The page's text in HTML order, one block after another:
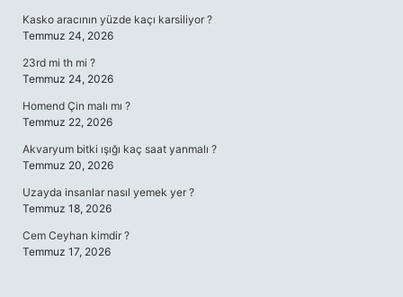
Kasko aracının yüzde kaçı karsiliyor ?
Temmuz 24, 2026
23rd mi th mi ?
Temmuz 24, 2026
Homend Çin malı mı ?
Temmuz 22, 2026
Akvaryum bitki ışığı kaç saat yanmalı ?
Temmuz 20, 2026
Uzayda insanlar nasıl yemek yer ?
Temmuz 18, 2026
Cem Ceyhan kimdir ?
Temmuz 17, 2026